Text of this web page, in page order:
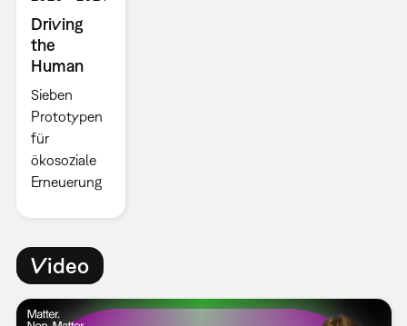
Driving
the
Human
Sieben
Prototypen
für
ökosoziale
Erneuerung
Video